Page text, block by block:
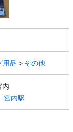
用品 > その他
内
宮内駅